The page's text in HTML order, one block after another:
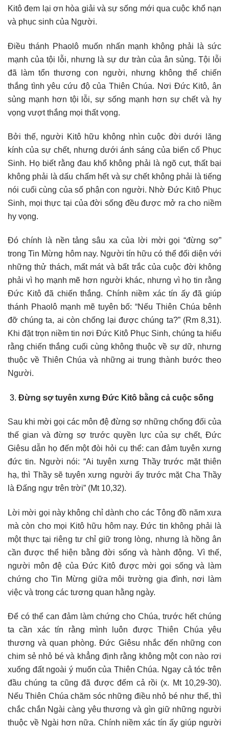
Kitô đem lại ơn hòa giải và sự sống mới qua cuộc khổ nạn
và phục sinh của Người.
Điều thánh Phaolô muốn nhấn mạnh không phải là sức
mạnh của tội lỗi, nhưng là sự dư tràn của ân sủng. Tội lỗi
đã làm tổn thương con người, nhưng không thể chiến
thắng tình yêu cứu độ của Thiên Chúa. Nơi Đức Kitô, ân
sủng mạnh hơn tội lỗi, sự sống mạnh hơn sự chết và hy
vọng vượt thắng mọi thất vọng.
Bởi thế, người Kitô hữu không nhìn cuộc đời dưới lăng
kính của sự chết, nhưng dưới ánh sáng của biến cố Phục
Sinh. Họ biết rằng đau khổ không phải là ngõ cụt, thất bại
không phải là dấu chấm hết và sự chết không phải là tiếng
nói cuối cùng của số phận con người. Nhờ Đức Kitô Phục
Sinh, mọi thực tại của đời sống đều được mở ra cho niềm
hy vọng.
Đó chính là nền tảng sâu xa của lời mời gọi “đừng sợ”
trong Tin Mừng hôm nay. Người tín hữu có thể đối diện với
những thử thách, mất mát và bất trắc của cuộc đời không
phải vì họ mạnh mẽ hơn người khác, nhưng vì họ tin rằng
Đức Kitô đã chiến thắng. Chính niềm xác tín ấy đã giúp
thánh Phaolô mạnh mẽ tuyên bố: “Nếu Thiên Chúa bênh
đỡ chúng ta, ai còn chống lại được chúng ta?” (Rm 8,31).
Khi đặt trọn niềm tin nơi Đức Kitô Phục Sinh, chúng ta hiểu
rằng chiến thắng cuối cùng không thuộc về sự dữ, nhưng
thuộc về Thiên Chúa và những ai trung thành bước theo
Người.
Đừng sợ tuyên xưng Đức Kitô bằng cả cuộc sống
Sau khi mời gọi các môn đệ đừng sợ những chống đối của
thế gian và đừng sợ trước quyền lực của sự chết, Đức
Giêsu dẫn họ đến một đòi hỏi cụ thể: can đảm tuyên xưng
đức tin. Người nói: “Ai tuyên xưng Thầy trước mặt thiên
hạ, thì Thầy sẽ tuyên xưng người ấy trước mặt Cha Thầy
là Đấng ngự trên trời” (Mt 10,32).
Lời mời gọi này không chỉ dành cho các Tông đồ năm xưa
mà còn cho mọi Kitô hữu hôm nay. Đức tin không phải là
một thực tại riêng tư chỉ giữ trong lòng, nhưng là hồng ân
cần được thể hiện bằng đời sống và hành động. Vì thế,
người môn đệ của Đức Kitô được mời gọi sống và làm
chứng cho Tin Mừng giữa môi trường gia đình, nơi làm
việc và trong các tương quan hằng ngày.
Để có thể can đảm làm chứng cho Chúa, trước hết chúng
ta cần xác tín rằng mình luôn được Thiên Chúa yêu
thương và quan phòng. Đức Giêsu nhắc đến những con
chim sẻ nhỏ bé và khẳng định rằng không một con nào rơi
xuống đất ngoài ý muốn của Thiên Chúa. Ngay cả tóc trên
đầu chúng ta cũng đã được đếm cả rồi (x. Mt 10,29-30).
Nếu Thiên Chúa chăm sóc những điều nhỏ bé như thế, thì
chắc chắn Ngài càng yêu thương và gìn giữ những người
thuộc về Ngài hơn nữa. Chính niềm xác tín ấy giúp người